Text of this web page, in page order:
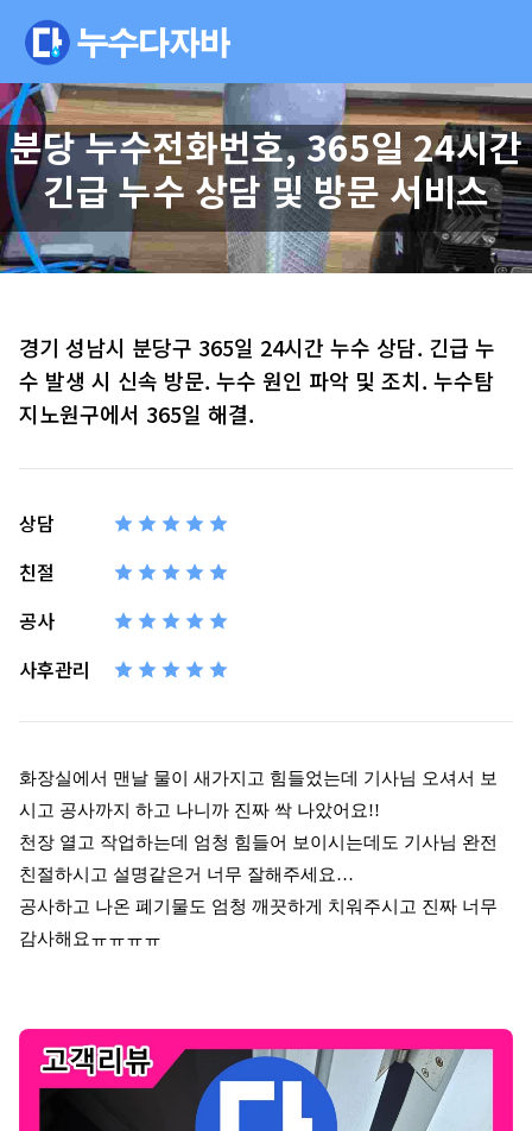
분당 누수전화번호, 365일 24시간
긴급 누수 상담 및 방문 서비스
경기 성남시 분당구 365일 24시간 누수 상담. 긴급 누
수 발생 시 신속 방문. 누수 원인 파악 및 조치. 누수탐
지노원구에서 365일 해결.
상담
친절
공사
사후관리
화장실에서 맨날 물이 새가지고 힘들었는데 기사님 오셔서 보
시고 공사까지 하고 나니까 진짜 싹 나았어요!!
천장 열고 작업하는데 엄청 힘들어 보이시는데도 기사님 완전
친절하시고 설명같은거 너무 잘해주세요…
공사하고 나온 폐기물도 엄청 깨끗하게 치워주시고 진짜 너무
감사해요ㅠㅠㅠㅠ